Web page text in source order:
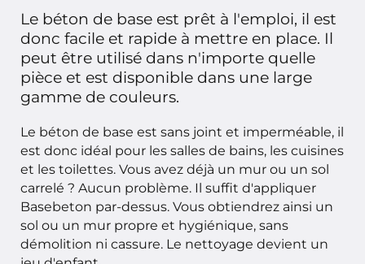
Le béton de base est prêt à l'emploi, il est
donc facile et rapide à mettre en place. Il
peut être utilisé dans n'importe quelle
pièce et est disponible dans une large
gamme de couleurs.
Le béton de base est sans joint et imperméable, il
est donc idéal pour les salles de bains, les cuisines
et les toilettes. Vous avez déjà un mur ou un sol
carrelé ? Aucun problème. Il suffit d'appliquer
Basebeton par-dessus. Vous obtiendrez ainsi un
sol ou un mur propre et hygiénique, sans
démolition ni cassure. Le nettoyage devient un